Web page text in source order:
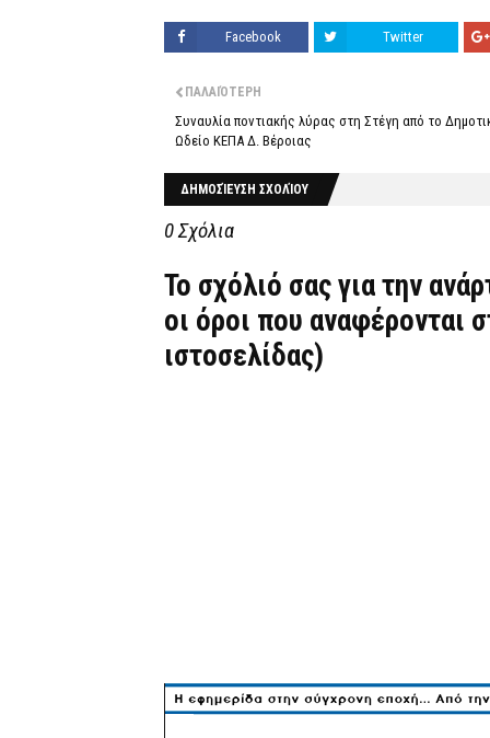
Facebook Twitter
ΠΑΛΑΙΌΤΕΡΗ
Συναυλία ποντιακής λύρας στη Στέγη από το
Ωδείο ΚΕΠΑ Δ. Βέροιας
ΔΗΜΟΣΊΕΥΣΗ ΣΧΟΛΊΟΥ
0 Σχόλια
Το σχόλιό σας για την
οι όροι που αναφέρονται
ιστοσελίδας)